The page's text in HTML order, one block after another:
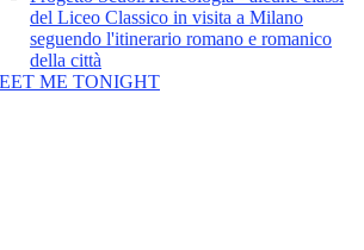
del Liceo Classico in visita a Milano
seguendo l'itinerario romano e romanico
della città
ME TONIGHT